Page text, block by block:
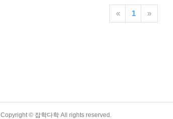
거부한 것이 폭행의 이유라고 합니다. 현재 마스크 착
착용을 하도록 되어 있습니다. 마스크를 착용하지 않았
« 1 »
Copyright © 잡학다학 All rights reserved.